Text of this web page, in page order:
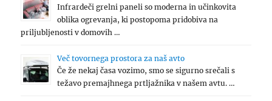
Infrardeči grelni paneli so moderna in učinkovita
oblika ogrevanja, ki postopoma pridobiva na
priljubljenosti v domovih …
Več tovornega prostora za naš avto
Če že nekaj časa vozimo, smo se sigurno srečali s
težavo premajhnega prtljažnika v našem avtu. …